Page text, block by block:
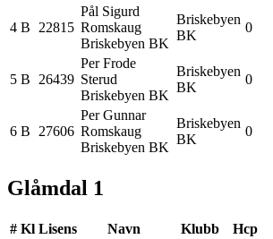
4 B 22815
Pål Sigurd
Romskaug
Briskebyen BK
Briskebyen
BK
0
5 B 26439
Per Frode
Sterud
Briskebyen BK
Briskebyen
BK
0
6 B 27606
Per Gunnar
Romskaug
Briskebyen BK
Briskebyen
BK
0
Glåmdal 1
# Kl Lisens Navn Klubb Hcp